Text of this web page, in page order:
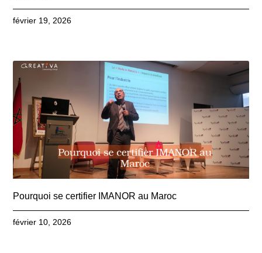
février 19, 2026
Pourquoi se certifier IMANOR au Maroc
février 10, 2026